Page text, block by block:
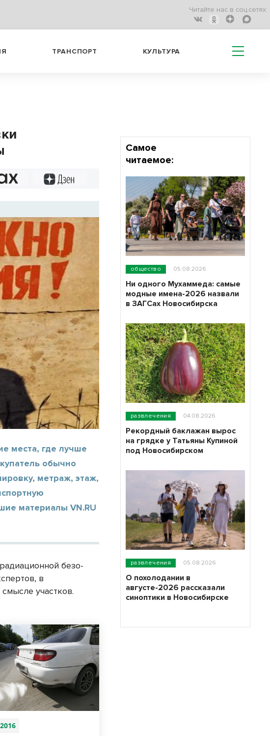
Читайте нас в соц.сетях:
ТРАНСПОРТ КУЛЬТУРА
места, где лучше
обычно
метраж, этаж,
материалы VN.RU
безо­
в
участков.
Самое
читаемое:
общество 05.08.2026
Ни одного Мухаммеда: самые
модные имена-2026 назвали
в ЗАГСах Новосибирска
развлечения 04.08.2026
Рекордный баклажан вырос
на грядке у Татьяны Купиной
под Новосибирском
развлечения 05.08.2026
О похолодании в
августе-2026 рассказали
синоптики в Новосибирске